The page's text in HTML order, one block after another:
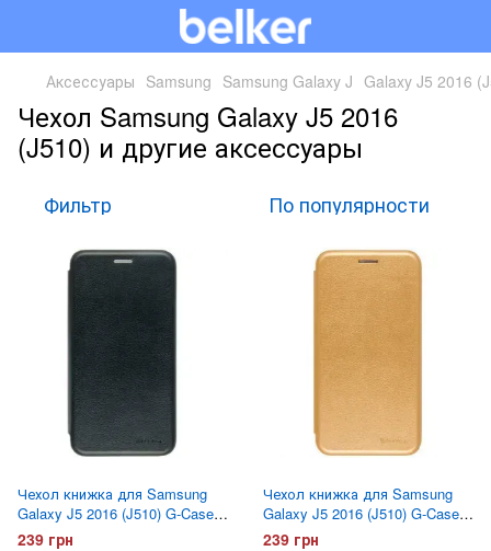
Аксессуары Samsung Samsung Galaxy J Galaxy J5 2016
Чехол Samsung Galaxy J5 2016
(J510) и другие аксессуары
Фильтр По популярности
Чехол книжка для Samsung
Galaxy J5 2016 (J510) G-Case
Ranger Черный
239 грн
Чехол книжка для Samsung
Galaxy J5 2016 (J510) G-Case
Ranger Золотой
239 грн